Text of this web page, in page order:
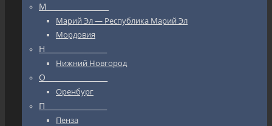
М_________________
Марий Эл — Республика Марий Эл
Мордовия
Н_________________
Нижний Новгород
О_________________
Оренбург
П_________________
Пенза